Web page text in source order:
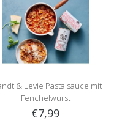
& Levie Pasta sauce mit
Fenchelwurst
€7,99